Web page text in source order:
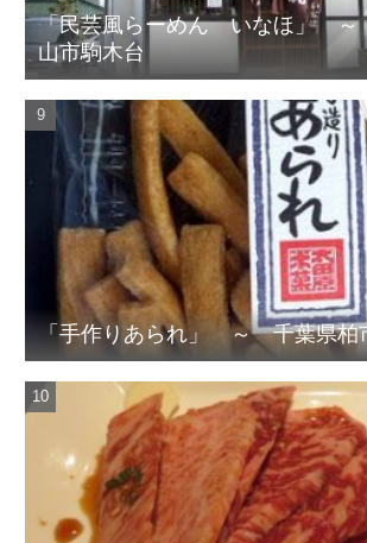
「民芸風らーめん いなほ」
山市駒木台
「手作りあられ」 ～ 千葉県柏